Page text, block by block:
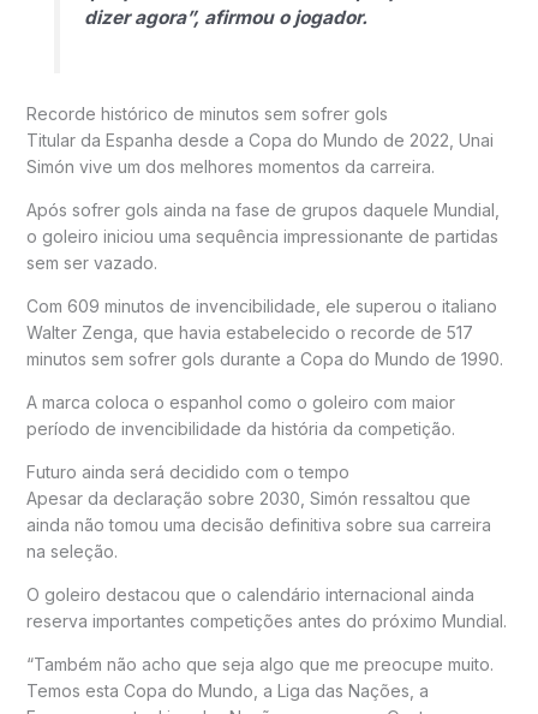
dizer agora”, afirmou o jogador.
Recorde histórico de minutos sem sofrer gols
Titular da Espanha desde a Copa do Mundo de 2022, Unai
Simón vive um dos melhores momentos da carreira.
Após sofrer gols ainda na fase de grupos daquele Mundial,
o goleiro iniciou uma sequência impressionante de partidas
sem ser vazado.
Com 609 minutos de invencibilidade, ele superou o italiano
Walter Zenga, que havia estabelecido o recorde de 517
minutos sem sofrer gols durante a Copa do Mundo de 1990.
A marca coloca o espanhol como o goleiro com maior
período de invencibilidade da história da competição.
Futuro ainda será decidido com o tempo
Apesar da declaração sobre 2030, Simón ressaltou que
ainda não tomou uma decisão definitiva sobre sua carreira
na seleção.
O goleiro destacou que o calendário internacional ainda
reserva importantes competições antes do próximo Mundial.
“Também não acho que seja algo que me preocupe muito.
Temos esta Copa do Mundo, a Liga das Nações, a